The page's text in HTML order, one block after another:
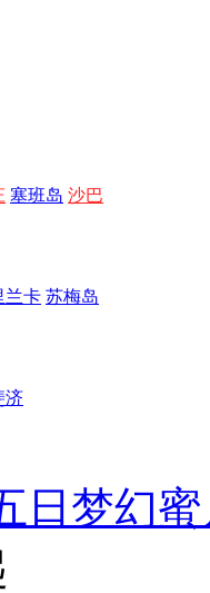
塞班岛 沙巴
兰卡 苏梅岛
济
日梦幻